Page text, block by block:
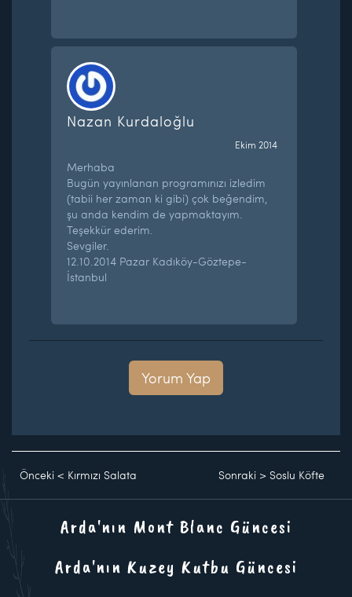
Nazan Kurdaloğlu
Ekim 2014
Merhaba
Bugün yayınlanan programınızı izledim
(tabii her zaman ki gibi) çok beğendim,
şu anda kendim de yapmaktayım.
Teşekkür ederim.
Sevgiler.
12.10.2014 Pazar Kadıköy-Göztepe-
İstanbul
Yorum Yap
Önceki < Kırmızı Salata Sonraki >Soslu Köfte
Arda'nın Mont Blanc Güncesi
Arda'nın Kuzey Kutbu Güncesi